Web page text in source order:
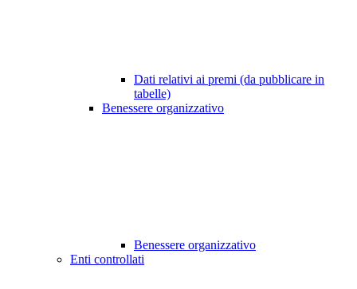
Dati relativi ai premi (da pubblicare in
tabelle)
Benessere organizzativo
Benessere organizzativo
Enti controllati